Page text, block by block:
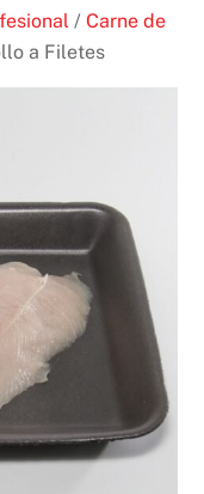
/Carne de
a Filetes